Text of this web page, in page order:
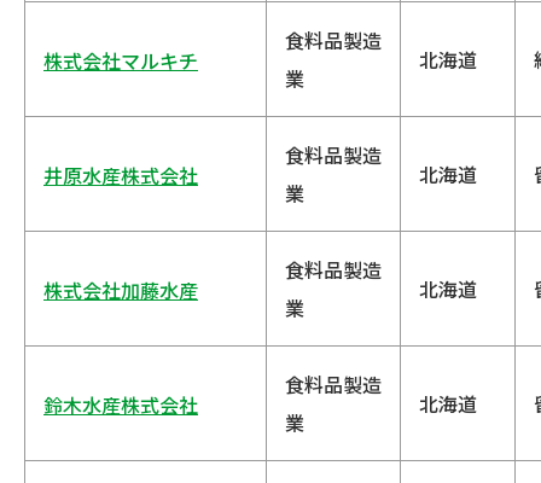
株式会社マルキチ
食料品製造
業
北海道
井原水産株式会社
食料品製造
業
北海道
株式会社加藤水産
食料品製造
業
北海道
鈴木水産株式会社
食料品製造
業
北海道